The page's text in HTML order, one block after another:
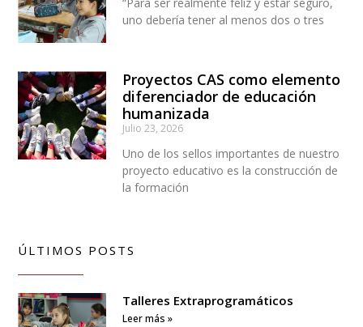
“Para ser realmente feliz y estar seguro,
uno debería tener al menos dos o tres
Proyectos CAS como elemento
diferenciador de educación
humanizada
Julio 23, 2026
Uno de los sellos importantes de nuestro
proyecto educativo es la construcción de
la formación
ÚLTIMOS POSTS
Talleres Extraprogramáticos
Leer más »